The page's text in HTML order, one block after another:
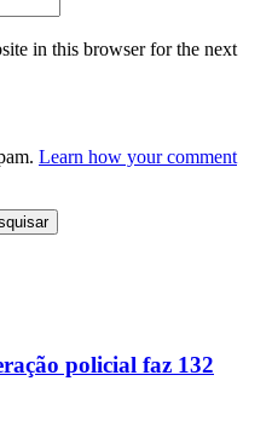
in this browser for the next
Learn how your comment
policial faz 132